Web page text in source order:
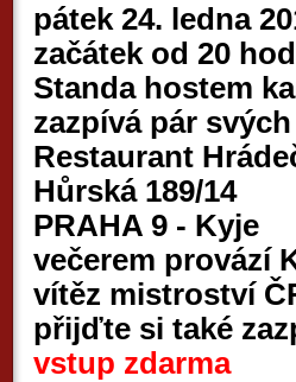
pátek 24. ledna
začátek od 20
Standa hostem
zazpívá pár
Restaurant
Hůrská 189/14
PRAHA 9 - Kyje
večerem provází
vítěz mistroství
přijďte si také
vstup zdarma